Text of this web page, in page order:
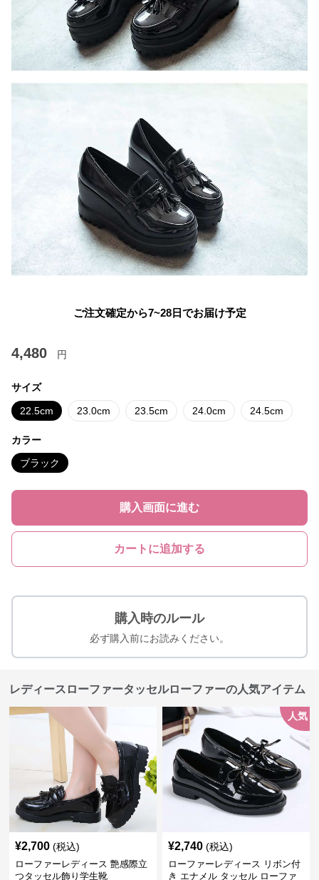
ご注文確定から7~28日でお届け予定
4,480 円
サイズ
22.5cm 23.0cm 23.5cm 24.0cm 24.5cm
カラー
ブラック
購入画面に進む
カートに追加する
購入時のルール
必ず購入前にお読みください。
レディースローファータッセルローファーの人気アイテム
¥2,700 (税込)
ローファーレディース 艶感際立
つタッセル飾り学生靴
人気
¥2,740 (税込)
ローファーレディース リボン付
き エナメル タッセル ローファ